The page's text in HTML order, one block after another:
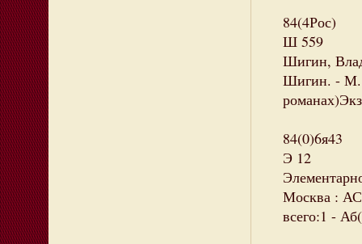
84(4Рос)
Ш 559
Шигин,
Шигин. - М.
84(0)6я43
Э 12
Москва :
всего:1 -